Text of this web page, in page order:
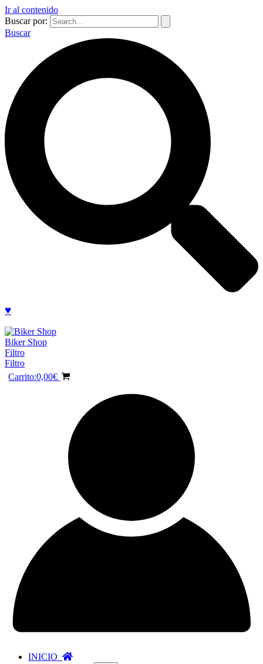
Ir al contenido
Buscar por:
Buscar
♥
Biker Shop
Filtro
Filtro
Carrito:0,00€
INICIO